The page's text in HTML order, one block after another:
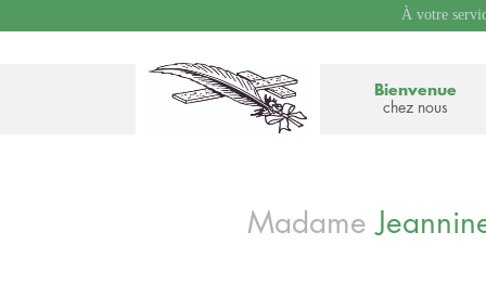
À votre
Bienvenue
chez nous
Madame